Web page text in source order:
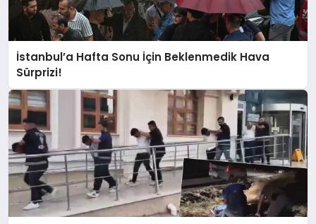
İstanbul’a Hafta Sonu İçin Beklenmedik Hava
Sürprizi!